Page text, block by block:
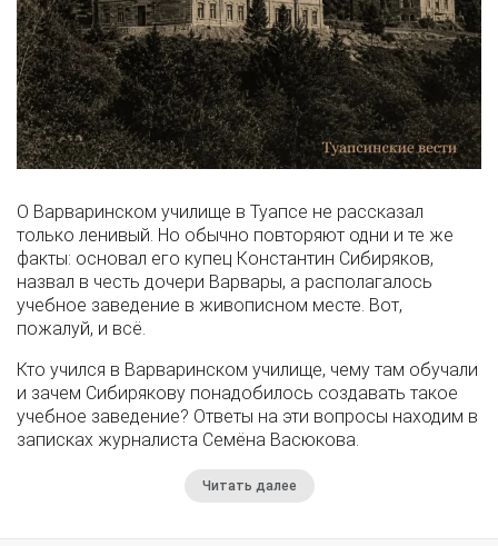
О Варваринском училище в Туапсе не рассказал
только ленивый. Но обычно повторяют одни и те же
факты: основал его купец Константин Сибиряков,
назвал в честь дочери Варвары, а располагалось
учебное заведение в живописном месте. Вот,
пожалуй, и всё.
Кто учился в Варваринском училище, чему там обучали
и зачем Сибирякову понадобилось создавать такое
учебное заведение? Ответы на эти вопросы находим в
записках журналиста Семёна Васюкова.
Читать далее